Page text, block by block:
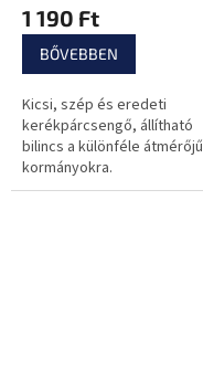
1 190 Ft
BŐVEBBEN
Kicsi, szép és eredeti
kerékpárcsengő, állítható
bilincs a különféle átmérőjű
kormányokra.